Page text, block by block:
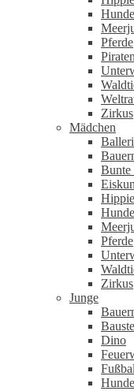
Hunde
Pferde
Piraten
Zirkus
Mädchen
Bunte
Hippie
Hunde
Pferde
Zirkus
Junge
Dino
Hunde